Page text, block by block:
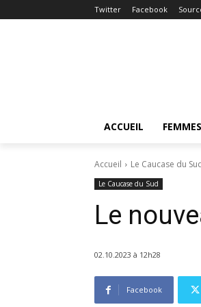
Twitter Facebook
ACCUEIL FEMMES
Accueil Le Caucase du
Le Caucase du Sud
Le
02.10.2023 à 12h28
Facebook